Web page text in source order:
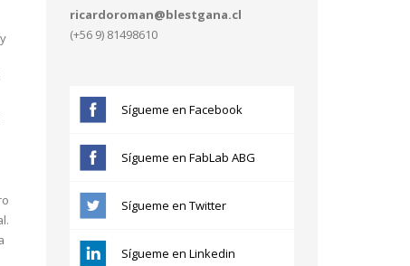
ricardoroman@blestgana.cl
(+56 9) 81498610
Sígueme en Facebook
Sígueme en FabLab ABG
Sígueme en Twitter
Sígueme en Linkedin